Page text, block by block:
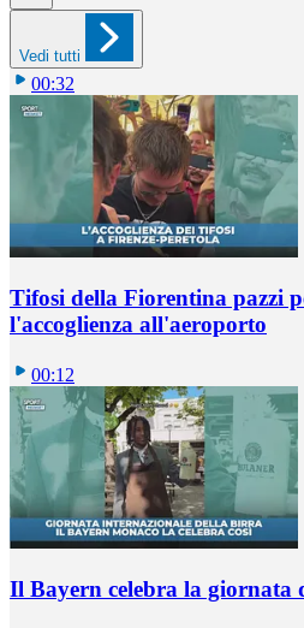
Vedi tutti
00:32
Tifosi della Fiorentina pazzi
l'accoglienza all'aeroporto
00:12
Il Bayern celebra la giornata